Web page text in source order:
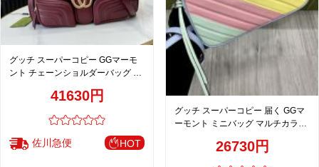
グッチ スーパーコピー GGマーモ
ント チェーンショルダーバッグ ボ
41630円
佐川急便 HOT
グッチ スーパーコピー 届く GGマ
ーモント ミニバッグ マルチカラー
26730円